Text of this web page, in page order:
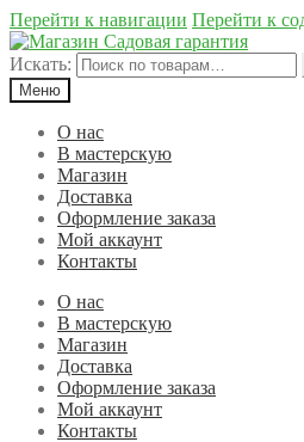
Перейти к навигации Перейти к
Искать:
Меню
О нас
В мастерскую
Магазин
Доставка
Оформление заказа
Мой аккаунт
Контакты
О нас
В мастерскую
Магазин
Доставка
Оформление заказа
Мой аккаунт
Контакты